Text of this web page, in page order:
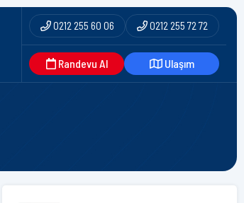
0212 255 60 06 0212 255 72 72
Randevu Al Ulaşım